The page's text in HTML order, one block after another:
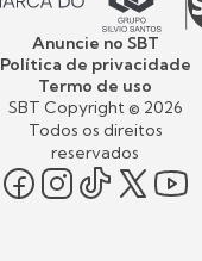
Anuncie no SBT
Política de privacidade
Termo de uso
SBT Copyright © 2026
Todos os direitos
reservados